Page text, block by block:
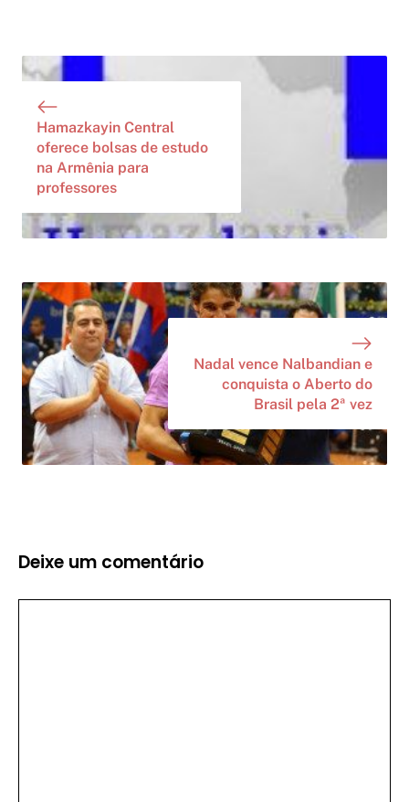
Hamazkayin Central
oferece bolsas de estudo
na Armênia para
professores
Nadal vence Nalbandian e
conquista o Aberto do
Brasil pela 2ª vez
Deixe um comentário